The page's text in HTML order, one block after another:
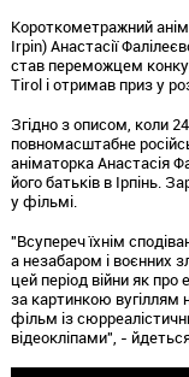
Короткометражний
Irpin) Анастасії
став переможцем
Tirol і отримав приз у
Згідно з описом, коли
повномасштабне
аніматорка Анастасія
його батьків в Ірпінь.
у фільмі.
"Всупереч їхнім
а незабаром і воєнних
цей період війни як
за картинкою вугіллям
фільм із
відеокліпами", -